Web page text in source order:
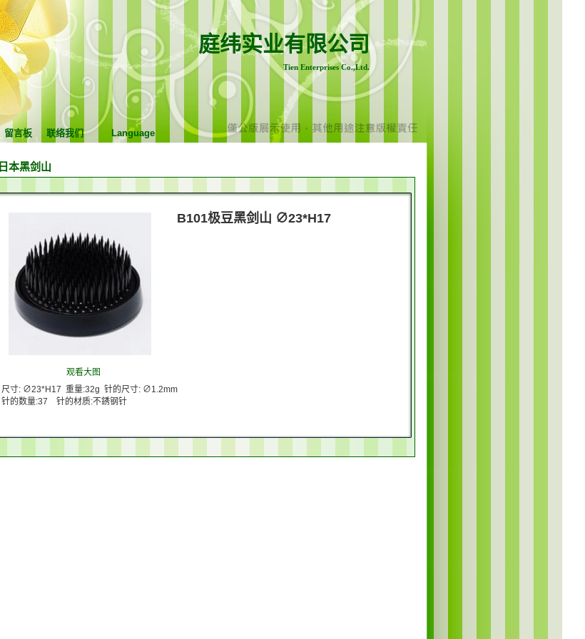
庭纬实业有限公司
Tien Enterprises Co.,Ltd.
留言板 联络我们 Language
日本黑剑山
观看大图
B101极豆黑剑山 ∅23*H17
尺寸: ∅23*H17 重量:32g 针的尺寸: ∅1.2mm
针的数量:37 针的材质:不銹钢针